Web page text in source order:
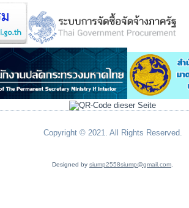
Copyright © 2021. All Rights Reserved.
Designed by siump2558siump@gmail.com